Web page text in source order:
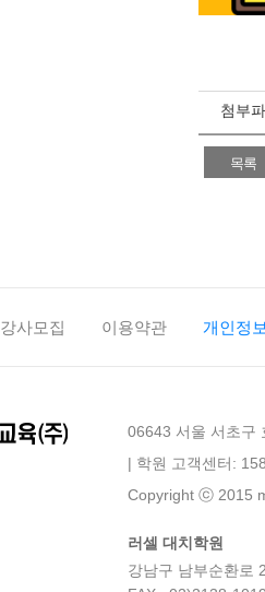
첨부
목록
강사모집 이용약관 개인정
06643 서울 서초구
| 학원 고객센터:
Copyright ⓒ 2015
러셀 대치학원
강남구 남부순환로